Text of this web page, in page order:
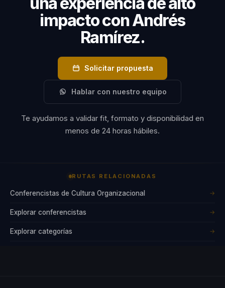
impacto con Andrés
Ramírez.
Solicitar propuesta
Hablar con nuestro equipo
Te ayudamos a validar fit, formato y disponibilidad en
menos de 24 horas hábiles.
RUTAS RELACIONADAS
Conferencistas de Cultura Organizacional →
Explorar conferencistas →
Explorar categorías →